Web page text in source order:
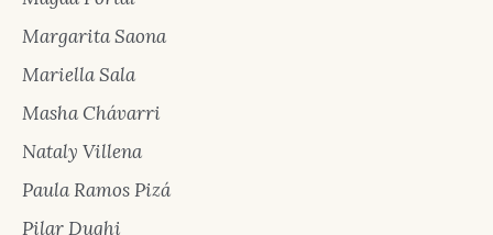
Margarita Saona
Mariella Sala
Masha Chávarri
Nataly Villena
Paula Ramos Pizá
Pilar Dughi